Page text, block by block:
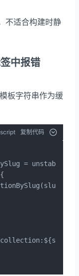
不适合构建时静
中报错
板字符串作为缓
复制代码
=